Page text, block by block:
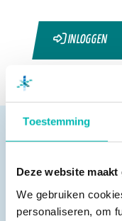
Toestemming
Deze website
We gebruiken
personaliseren, om
INLOGGEN
Pagina delen